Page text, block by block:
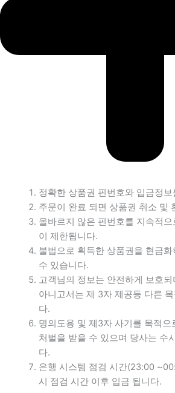
정확한 상품권 핀번호와 입금정
주문이 완료 되면 상품권 취소 및
올바르지 않은 핀번호를 지속적
이 제한됩니다.
불법으로 획득한 상품권을 현금
수 있습니다.
고객님의 정보는 안전하게 보호
아니고서는 제 3자 제공등 다른
다.
명의도용 및 제3자 사기를 목적으
처벌을 받을 수 있으며 당사는 수
다.
은행 시스템 점검 시간(23:00
시 점검 시간 이후 입금 됩니다.